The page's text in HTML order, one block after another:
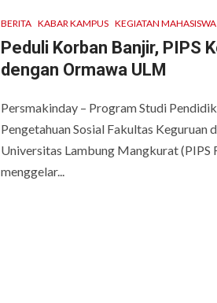
BERITA KABAR KAMPUS KEGIATAN MAHASISWA
Peduli Korban Banjir, PIPS
dengan Ormawa ULM
Persmakinday – Program Studi
Pengetahuan Sosial Fakultas Keguruan
Universitas Lambung Mangkurat (PIPS
menggelar...